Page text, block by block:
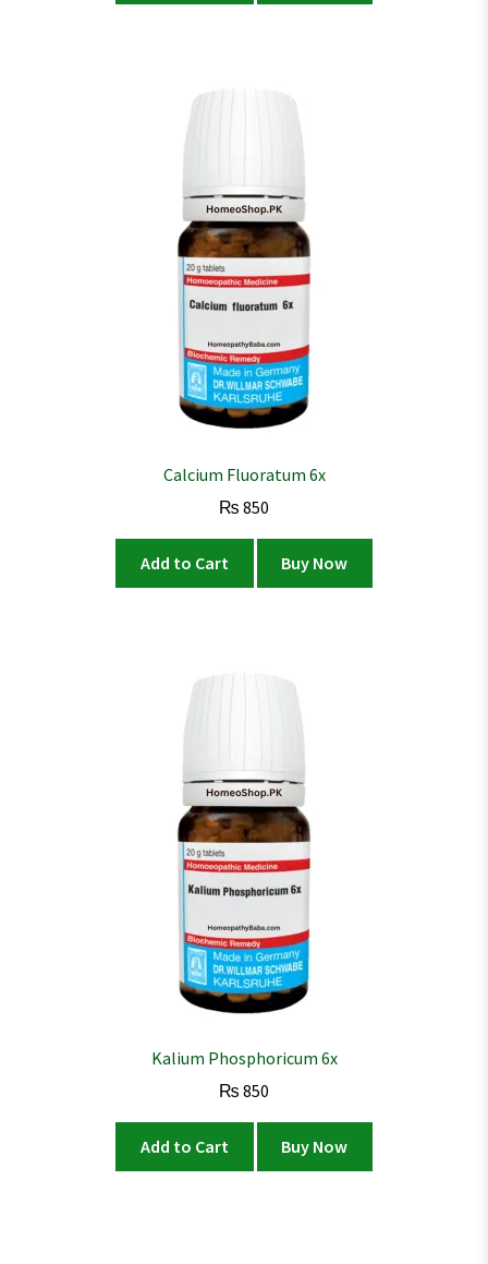
Calcium Fluoratum 6x
₨ 850
Add to Cart Buy Now
Kalium Phosphoricum 6x
₨ 850
Add to Cart Buy Now